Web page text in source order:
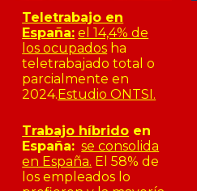
Teletrabajo en
España: el 14,4% de
los ocupados ha
teletrabajado total o
parcialmente en
2024.Estudio ONTSI.
Trabajo híbrido en
España: se consolida
en España. El 58% de
los empleados lo